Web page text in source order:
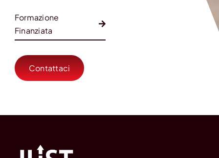
Formazione
Finanziata
Contattaci